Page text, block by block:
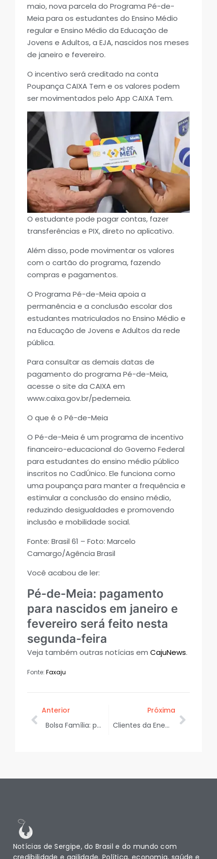
maio, nova parcela do Programa Pé-de-
Meia para os estudantes do Ensino Médio
regular e Ensino Médio da Educação de
Jovens e Adultos, a EJA, nascidos nos meses
de janeiro e fevereiro.
O incentivo será creditado na conta
Poupança CAIXA Tem e os valores podem
ser movimentados pelo App CAIXA Tem.
O estudante pode pagar contas, fazer
transferências e PIX, direto no aplicativo.
Além disso, pode movimentar os valores
com o cartão do programa, fazendo
compras e pagamentos.
O Programa Pé-de-Meia apoia a
permanência e a conclusão escolar dos
estudantes matriculados no Ensino Médio e
na Educação de Jovens e Adultos da rede
pública.
Para consultar as demais datas de
pagamento do programa Pé-de-Meia,
acesse o site da CAIXA em
www.caixa.gov.br/pedemeia.
O que é o Pé-de-Meia
O Pé-de-Meia é um programa de incentivo
financeiro-educacional do Governo Federal
para estudantes do ensino médio público
inscritos no CadÚnico. Ele funciona como
uma poupança para manter a frequência e
estimular a conclusão do ensino médio,
reduzindo desigualdades e promovendo
inclusão e mobilidade social.
Fonte: Brasil 61 – Foto: Marcelo
Camargo/Agência Brasil
Você acabou de ler:
Pé-de-Meia: pagamento
para nascidos em janeiro e
fevereiro será feito nesta
segunda-feira
Veja também outras notícias emCajuNews.
Fonte:Faxaju
Anterior
Bolsa Família: pagamentos dos beneficiários começam nesta segunda-feira, dia 25
Próxima
Clientes da Energisa podem negociar no Mutirão Limpa Nome em Propriá
Notícias de Sergipe, do Brasil e do mundo com